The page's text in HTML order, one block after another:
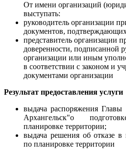
От имени организаций
выступать:
руководитель организации
документов,
представитель организации
доверенности, подписанной
организации или иным
в соответствии с законом и
документами организации
Результат предоставления услуги
выдача распоряжения Главы
Архангельск"о
планировке территории;
выдача решения об отказе в
по планировке территории